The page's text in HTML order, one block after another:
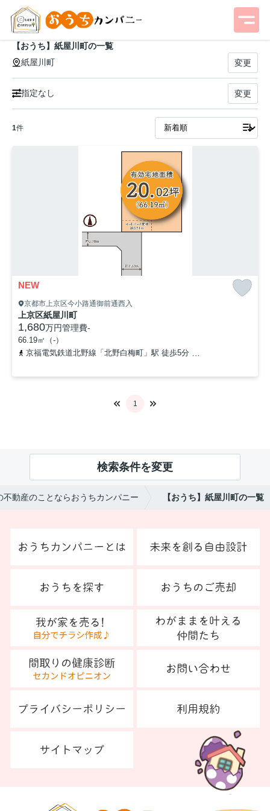
【おうち】紙屋川町の一覧
紙屋川町
変更
指定なし 変更
1件
NEW
京都市上京区今小路通御前通西入
上京区紙屋川町
1,680万円管理費-
66.19㎡（-）
京福電気鉄道北野線「北野白梅町」駅 徒歩5分
1
検索条件を変更
不動産のことならおうちカンパニー 【おうち】紙屋川町の一覧